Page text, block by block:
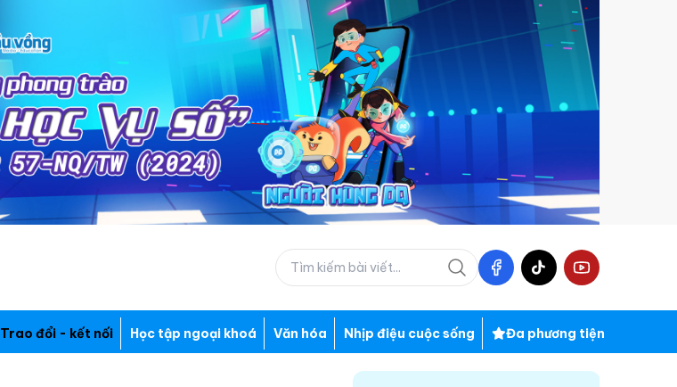
Trao đổi - kết nối Học tập ngoại khoá Văn hóa Nhịp điệu cuộc sống Đa phương tiện